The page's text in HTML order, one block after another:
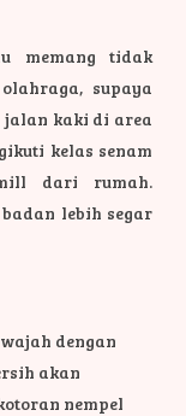
memang tidak
supaya
jalan kaki di area
kelas senam
dari rumah.
lebih segar
dengan
akan
nempel